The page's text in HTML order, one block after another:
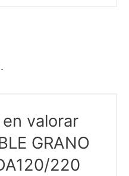
valorar
GRANO
220